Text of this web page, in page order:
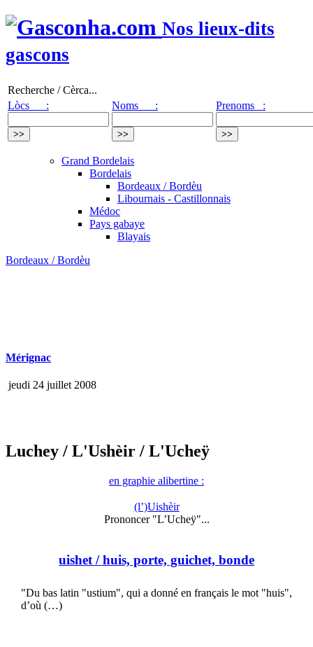
Nos lieux-dits
gascons
Recherche / Cèrca...
Lòcs :
Noms : Prenoms :
Grand Bordelais
Bordelais
Bordeaux / Bordèu
Libournais - Castillonnais
Médoc
Pays gabaye
Blayais
Bordeaux / Bordèu
Mérignac
jeudi 24 juillet 2008
Luchey / L'Ushèir / L'Ucheÿ
en graphie alibertine :
(l’)Uishèir
Prononcer "L’Ucheÿ"...
uishet / huis, porte, guichet, bonde
"Du bas latin "ustium", qui a donné en français le mot "huis",
d’où (…)